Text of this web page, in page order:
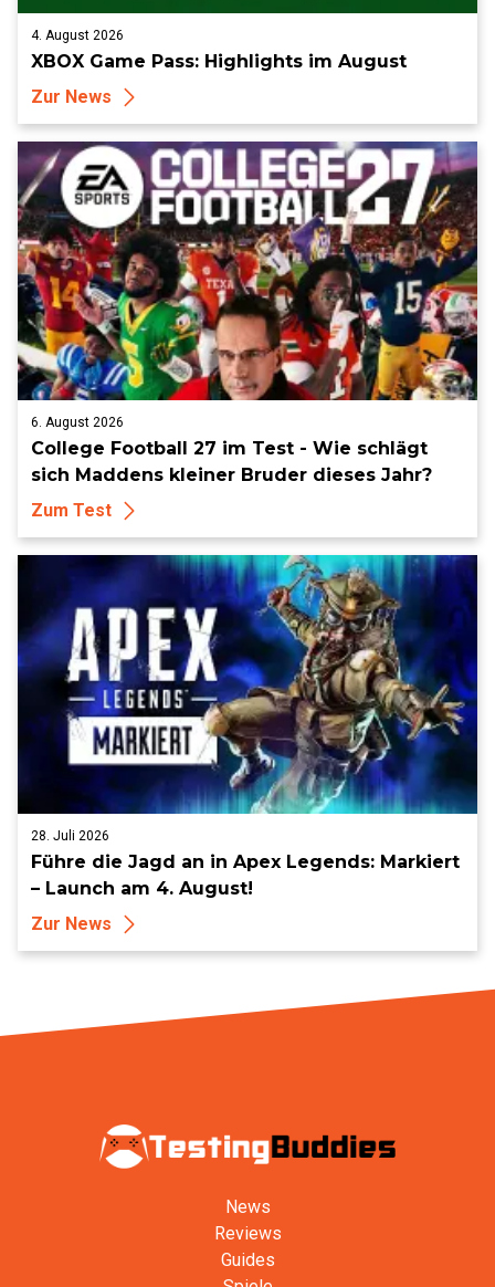
4. August 2026
XBOX Game Pass: Highlights im August
Zur News
6. August 2026
College Football 27 im Test - Wie schlägt
sich Maddens kleiner Bruder dieses Jahr?
Zum Test
28. Juli 2026
Führe die Jagd an in Apex Legends: Markiert
– Launch am 4. August!
Zur News
News
Reviews
Guides